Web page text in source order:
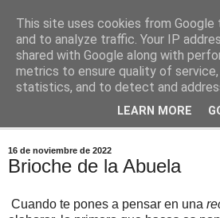
Comoju
La Cocina del Día a Día y el día a día
16 de noviembre de 2022
Brioche de la Abuela
Cuando te pones a pensar en una
This site uses cookies from
and to analyze traffic. Your IP
shared with Google along with
metrics to ensure quality of
statistics, and to detect and
LEARN MORE